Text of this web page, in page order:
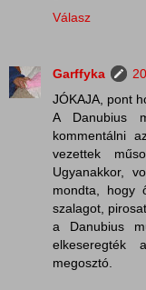
Válasz
Garffyka
JÓKAJA, pont
A Danubius
kommentálni
vezettek
Ugyanakkor,
mondta, hogy
szalagot,
a Danubius
elkeseregték
megosztó.